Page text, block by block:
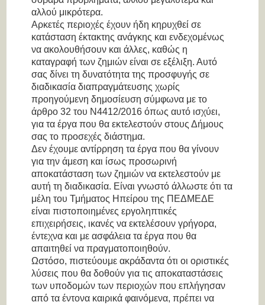
αλλού μικρότερα.
Αρκετές περιοχές έχουν ήδη κηρυχθεί σε
κατάσταση έκτακτης ανάγκης και ενδεχομένως
να ακολουθήσουν και άλλες, καθώς η
καταγραφή των ζημιών είναι σε εξέλιξη. Αυτό
σας δίνει τη δυνατότητα της προσφυγής σε
διαδικασία διαπραγμάτευσης χωρίς
προηγούμενη δημοσίευση σύμφωνα με το
άρθρο 32 του Ν4412/2016 όπως αυτό ισχύει,
για τα έργα που θα εκτελεστούν στους Δήμους
σας το προσεχές διάστημα.
Δεν έχουμε αντίρρηση τα έργα που θα γίνουν
για την άμεση και ίσως προσωρινή
αποκατάσταση των ζημιών να εκτελεστούν με
αυτή τη διαδικασία. Είναι γνωστό άλλωστε ότι τα
μέλη του Τμήματος Ηπείρου της ΠΕΔΜΕΔΕ
είναι πιστοποιημένες εργοληπτικές
επιχειρήσεις, ικανές να εκτελέσουν γρήγορα,
έντεχνα και με ασφάλεια τα έργα που θα
απαιτηθεί να πραγματοποιηθούν.
Ωστόσο, πιστεύουμε ακράδαντα ότι οι οριστικές
λύσεις που θα δοθούν για τις αποκαταστάσεις
των υποδομών των περιοχών που επλήγησαν
από τα έντονα καιρικά φαινόμενα, πρέπει να